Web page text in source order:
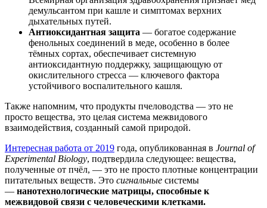
демульсантом при кашле и симптомах верхних
дыхательных путей.
Антиоксидантная защита — богатое содержание
фенольных соединений в меде, особенно в более
тёмных сортах, обеспечивает системную
антиоксидантную поддержку, защищающую от
окислительного стресса — ключевого фактора
устойчивого воспалительного кашля.
Также напомним, что продукты пчеловодства — это не
просто вещества, это целая система межвидового
взаимодействия, созданный самой природой.
Интересная работа от 2019 года, опубликованная в Journal of
Experimental Biology, подтвердила следующее: вещества,
полученные от пчёл, — это не просто плотные концентрации
питательных веществ. Это сигнальные системы
— нанотехнологические матрицы, способные к
межвидовой связи с человеческими клетками.